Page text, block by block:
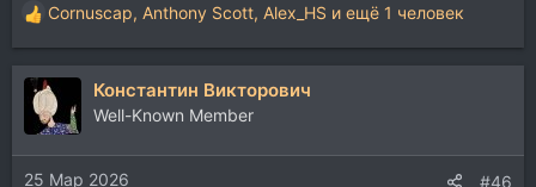
Р
е
а
ц
и
и
:
Cornuscap, Anthony Scott, Alex_HS и ещё 1 человек
Константин Викторович
Well-Known Member
25 Мар 2026 #46